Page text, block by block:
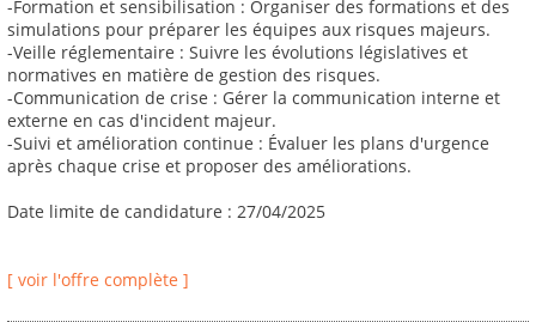
-Formation et sensibilisation : Organiser des formations et des
simulations pour préparer les équipes aux risques majeurs.
-Veille réglementaire : Suivre les évolutions législatives et
normatives en matière de gestion des risques.
-Communication de crise : Gérer la communication interne et
externe en cas d'incident majeur.
-Suivi et amélioration continue : Évaluer les plans d'urgence
après chaque crise et proposer des améliorations.
Date limite de candidature : 27/04/2025
[ voir l'offre complète ]